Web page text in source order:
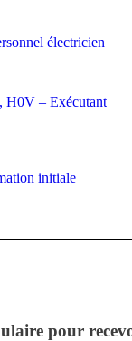
électricien
H0V – Exécutant
initiale
pour